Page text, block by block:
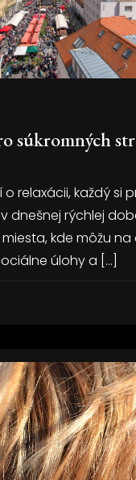
súkromných
relaxácii, každý si
dnešnej rýchlej
kde môžu
úlohy a […]